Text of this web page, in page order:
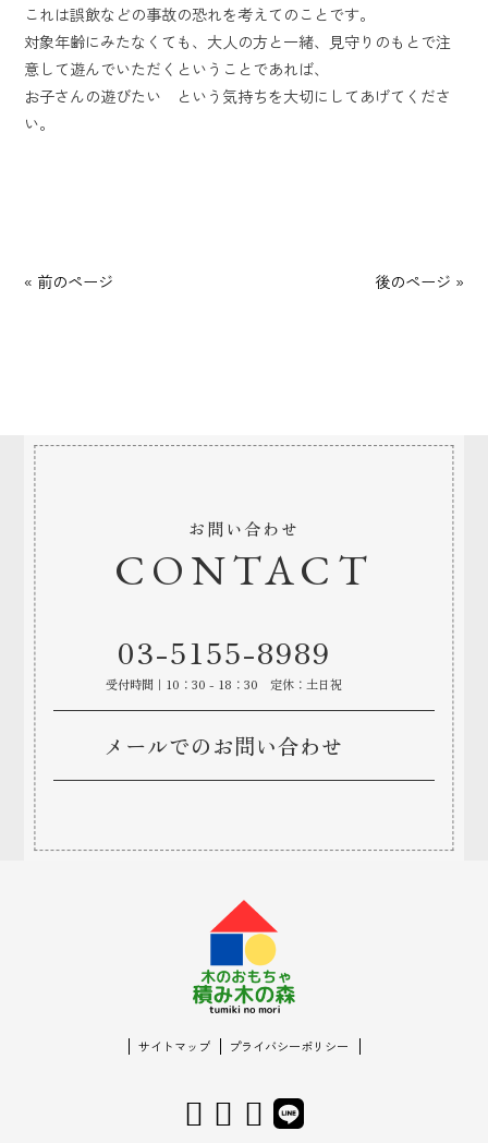
これは誤飲などの事故の恐れを考えてのことです。
対象年齢にみたなくても、大人の方と一緒、見守りのもとで注
意して遊んでいただくということであれば、
お子さんの遊びたい という気持ちを大切にしてあげてくださ
い。
« 前のページ 後のページ »
お問い合わせ
CONTACT
03-5155-8989
受付時間 10：30 - 18：30 定休：土日祝
メールでのお問い合わせ
サイトマップ プライバシーポリシー